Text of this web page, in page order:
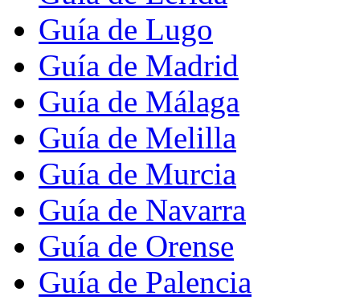
Guía de Lugo
Guía de Madrid
Guía de Málaga
Guía de Melilla
Guía de Murcia
Guía de Navarra
Guía de Orense
Guía de Palencia